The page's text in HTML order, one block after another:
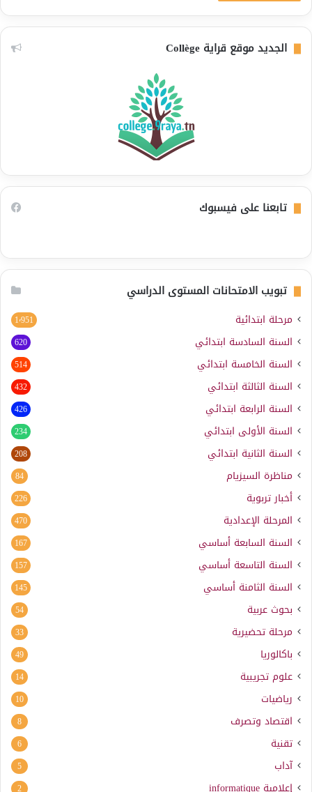
الجديد موقع قراية Collège
تابعنا على فيسبوك
تبويب الامتحانات المستوى الدراسي
مرحلة ابتدائية 1٬951
السنة السادسة ابتدائي 620
السنة الخامسة ابتدائي 514
السنة الثالثة ابتدائي 432
السنة الرابعة ابتدائي 426
السنة الأولى ابتدائي 234
السنة الثانية ابتدائي 208
مناظرة السيزيام 84
أخبار تربوية 226
المرحلة الإعدادية 470
السنة السابعة أساسي 167
السنة التاسعة أساسي 157
السنة الثامنة أساسي 145
بحوث عربية 54
مرحلة تحضيرية 33
باكالوريا 49
علوم تجريبية 14
رياضيات 10
اقتصاد وتصرف 8
تقنية 6
آداب 5
2